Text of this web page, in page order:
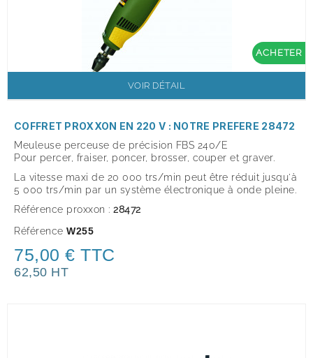
ACHETER
VOIR DÉTAIL
COFFRET PROXXON EN 220 V : NOTRE PREFERE 28472
Meuleuse perceuse de précision FBS 240/E
Pour percer, fraiser, poncer, brosser, couper et graver.
La vitesse maxi de 20 000 trs/min peut être réduit jusqu'à
5 000 trs/min par un système électronique à onde pleine.
Référence proxxon : 28472
Référence W255
75,00 € TTC
62,50 HT